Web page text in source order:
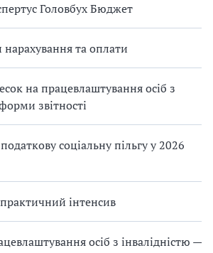
Головбух Бюджет
нарахування та оплати
на працевлаштування осіб з
звітності
соціальну пільгу у 2026
інтенсив
осіб з інвалідністю —